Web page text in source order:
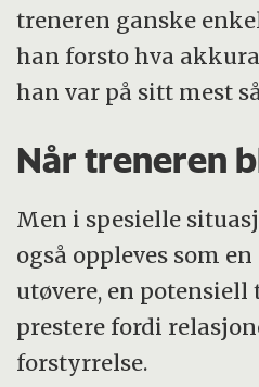
treneren ganske
han forsto hva
han var på sitt mest
Når treneren
Men i spesielle
også oppleves som
utøvere, en potensiell
prestere fordi
forstyrrelse.